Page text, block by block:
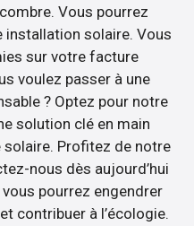
Vous pourrez
solaire. Vous
sur votre facture
voulez passer à une
? Optez pour notre
solution clé en main
Profitez de notre
nous dès aujourd’hui
pourrez engendrer
contribuer à l’écologie.